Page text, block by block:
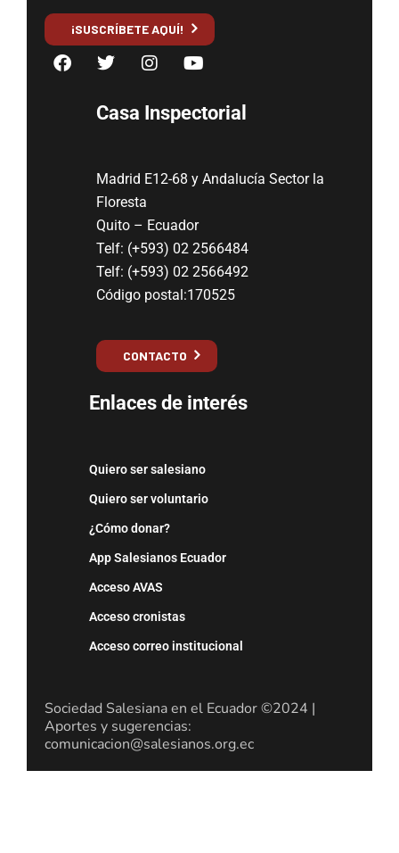
¡SUSCRÍBETE AQUÍ!
Casa Inspectorial
Madrid E12-68 y Andalucía Sector la
Floresta
Quito – Ecuador
Telf: (+593) 02 2566484
Telf: (+593) 02 2566492
Código postal:170525
CONTACTO
Enlaces de interés
Quiero ser salesiano
Quiero ser voluntario
¿Cómo donar?
App Salesianos Ecuador
Acceso AVAS
Acceso cronistas
Acceso correo institucional
Sociedad Salesiana en el Ecuador ©2024 |
Aportes y sugerencias:
comunicacion@salesianos.org.ec